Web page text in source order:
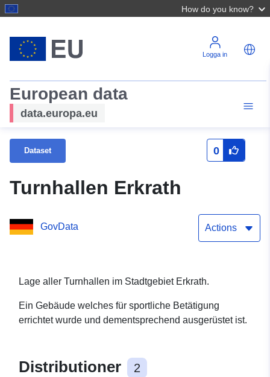
How do you know?
Logga in
European data
data.europa.eu
Dataset 0
Turnhallen Erkrath
GovData Actions
Lage aller Turnhallen im Stadtgebiet Erkrath.
Ein Gebäude welches für sportliche Betätigung
errichtet wurde und dementsprechend ausgerüstet ist.
Distributioner 2